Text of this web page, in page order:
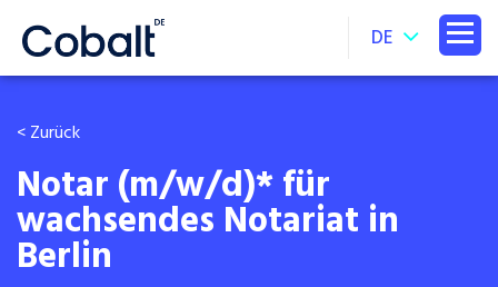
DE
< Zurück
Notar (m/w/d)* für
wachsendes Notariat in
Berlin